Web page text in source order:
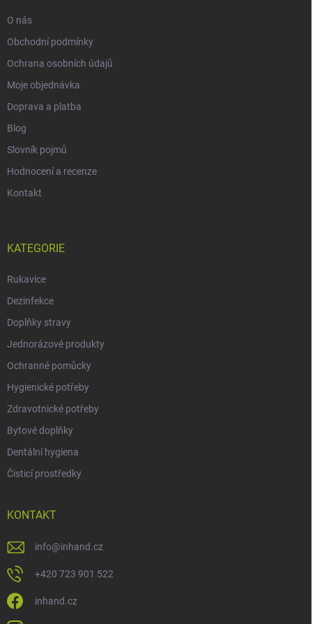
O nás
Obchodní podmínky
Ochrana osobních údajů
Moje objednávka
Doprava a platba
Blog
Slovník pojmů
Hodnocení a recenze
Kontakt
KATEGORIE
Rukavice
Dezinfekce
Doplňky stravy
Jednorázové produkty
Ochranné pomůcky
Hygienické potřeby
Zdravotnické potřeby
Bytové doplňky
Dentální hygiena
Čisticí prostředky
KONTAKT
info@inhand.cz
+420 723 901 522
inhand.cz